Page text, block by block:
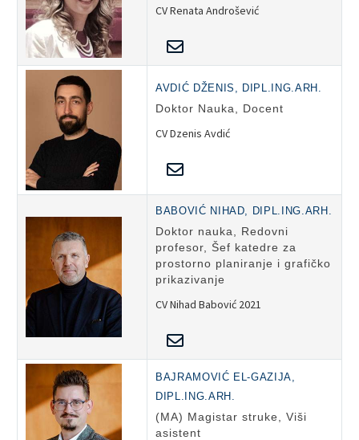
CV Renata Androšević
AVDIĆ DŽENIS, DIPL.ING.ARH.
Doktor Nauka, Docent
CV Dzenis Avdić
BABOVIĆ NIHAD, DIPL.ING.ARH.
Doktor nauka, Redovni
profesor, Šef katedre za
prostorno planiranje i grafičko
prikazivanje
CV Nihad Babović 2021
BAJRAMOVIĆ EL-GAZIJA,
DIPL.ING.ARH.
(MA) Magistar struke, Viši
asistent